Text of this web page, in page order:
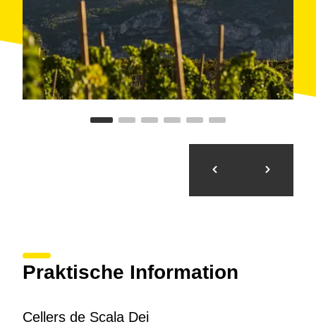
Das wichtigste Vermögen der Firma sind, für die
Verantwortlichen der Weinkellerei Scala Dei, die
Hektar Weinberge
mit denen sie arbeiten. Diese
haben mehrheitlich mehr als 30 Jahren und sie
gehören hauptsächlich der einheimischen Trauben-
Varietät derGrenache Noir, obwohl sie auch
Cariñena, Cabernet Sauvignon und Syrah
Kenntnisse der
historischen Einrichtungen, die
ergänzt werden.
Praktische Information
Cellers de Scala Dei